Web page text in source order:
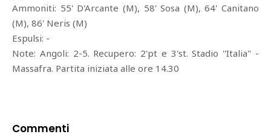
Ammoniti: 55' D'Arcante (M), 58' Sosa (M), 64' Canitano
(M), 86' Neris (M)
Espulsi: -
Note: Angoli: 2-5. Recupero: 2'pt e 3'st. Stadio ''Italia'' -
Massafra. Partita iniziata alle ore 14.30
Commenti